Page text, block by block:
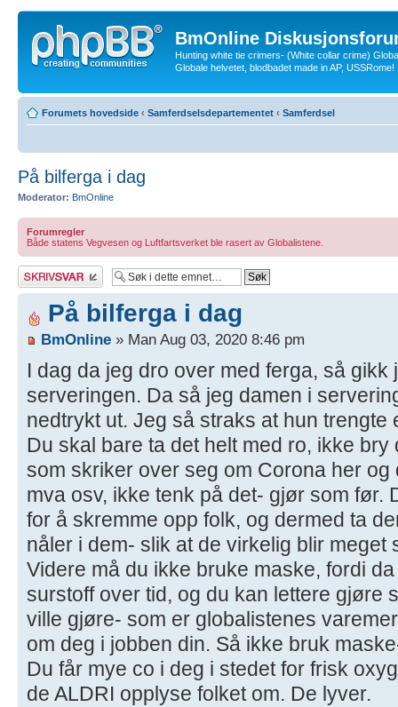
BmOnline
Hunting white tie crimers- (White collar crime)
Globale helvetet, blodbadet made in AP, USSRome!
Forumets hovedside ‹ Samferdselsdepartementet ‹ Samferdsel
På bilferga i dag
Moderator: BmOnline
Forumregler
Både statens Vegvesen og Luftfartsverket ble rasert av Globalistene.
Skriv et svar
På bilferga i dag
BmOnline » Man Aug 03, 2020 8:46 pm
I dag da jeg dro over med ferga, så
serveringen. Da så jeg damen i
nedtrykt ut. Jeg så straks at hun trengte
Du skal bare ta det helt med ro, ikke
som skriker over seg om Corona her
mva osv, ikke tenk på det- gjør som før.
for å skremme opp folk, og dermed ta
nåler i dem- slik at de virkelig blir meget
Videre må du ikke bruke maske, fordi
surstoff over tid, og du kan lettere gjøre
ville gjøre- som er globalistenes
om deg i jobben din. Så ikke bruk
Du får mye co i deg i stedet for frisk
de ALDRI opplyse folket om. De lyver.